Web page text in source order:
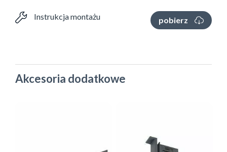
Instrukcja montażu pobierz
Akcesoria dodatkowe